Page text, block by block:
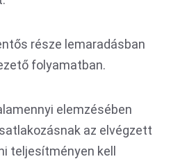
része lemaradásban
folyamatban.
elemzésében
az elvégzett
teljesítményen kell